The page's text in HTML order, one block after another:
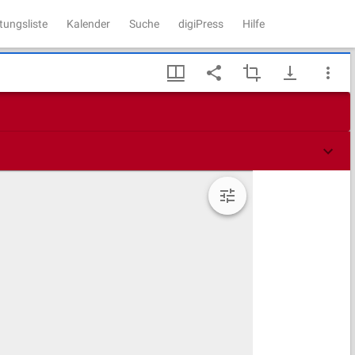
Kalender Suche digiPress Hilfe